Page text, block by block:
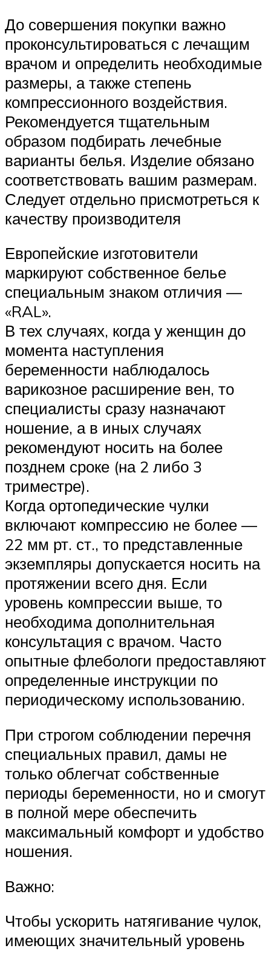
До совершения покупки важно
проконсультироваться с лечащим
врачом и определить необходимые
размеры, а также степень
компрессионного воздействия.
Рекомендуется тщательным
образом подбирать лечебные
варианты белья. Изделие обязано
соответствовать вашим размерам.
Следует отдельно присмотреться к
качеству производителя
Европейские изготовители
маркируют собственное белье
специальным знаком отличия —
«RAL».
В тех случаях, когда у женщин до
момента наступления
беременности наблюдалось
варикозное расширение вен, то
специалисты сразу назначают
ношение, а в иных случаях
рекомендуют носить на более
позднем сроке (на 2 либо 3
триместре).
Когда ортопедические чулки
включают компрессию не более —
22 мм рт. ст., то представленные
экземпляры допускается носить на
протяжении всего дня. Если
уровень компрессии выше, то
необходима дополнительная
консультация с врачом. Часто
опытные флебологи предоставляют
определенные инструкции по
периодическому использованию.
При строгом соблюдении перечня
специальных правил, дамы не
только облегчат собственные
периоды беременности, но и смогут
в полной мере обеспечить
максимальный комфорт и удобство
ношения.
Важно:
Чтобы ускорить натягивание чулок,
имеющих значительный уровень